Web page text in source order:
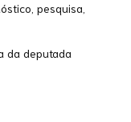
pesquisa,
da deputada